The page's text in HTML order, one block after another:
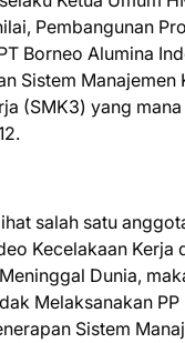
Pembangunan
Borneo Alumina
Sistem Manajemen
(SMK3) yang
salah satu
Kecelakaan Kerja
Dunia,
Melaksanakan
Sistem